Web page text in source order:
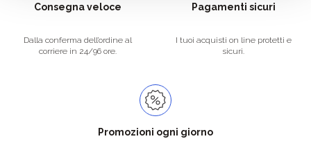
Consegna veloce
Dalla conferma dell’ordine al
corriere in 24/96 ore.
Pagamenti sicuri
I tuoi acquisti on line protetti e
sicuri.
Promozioni ogni giorno